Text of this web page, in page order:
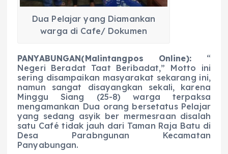
Dua Pelajar yang Diamankan
warga di Cafe/ Dokumen
PANYABUNGAN(Malintangpos Online):“
Negeri Beradat Taat Beribadat,” Motto ini
sering disampaikan masyarakat sekarang ini,
namun sangat disayangkan sekali, karena
Minggu Siang (25-8) warga terpaksa
mengamankan Dua orang bersetatus Pelajar
yang sedang asyik ber mermesraan disalah
satu Café tidak jauh dari Taman Raja Batu di
Desa Parabngunan Kecamatan
Panyabungan.